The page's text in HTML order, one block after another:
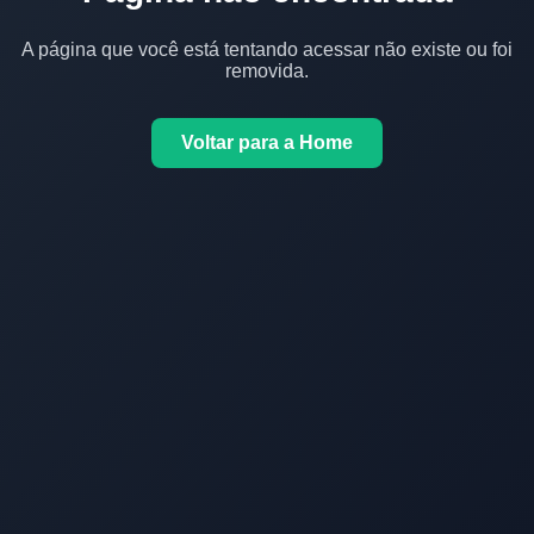
A página que você está tentando acessar não existe ou foi
removida.
Voltar para a Home